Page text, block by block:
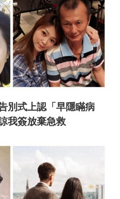
別式上認「早隱瞞病
我簽放棄急救